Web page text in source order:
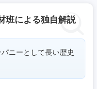
班による独自解説
ニーとして長い歴史